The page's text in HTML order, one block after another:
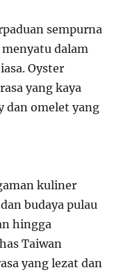
sempurna
dalam
Oyster
yang kaya
dan omelet yang
kuliner
budaya pulau
hingga
Taiwan
yang lezat dan